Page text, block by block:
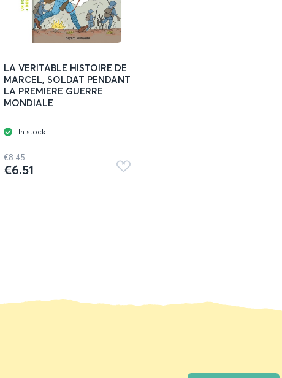
LA VERITABLE HISTOIRE DE
MARCEL, SOLDAT PENDANT
LA PREMIERE GUERRE
MONDIALE
In stock
€8.45
€6.51
Add